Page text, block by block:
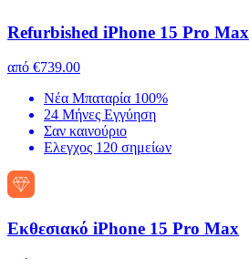
Refurbished iPhone 15 Pro Max
από €739.00
Νέα Μπαταρία 100%
24 Μήνες Εγγύηση
Σαν καινούριο
Ελεγχος 120 σημείων
Εκθεσιακό iPhone 15 Pro Max